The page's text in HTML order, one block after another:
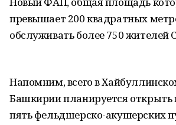
превышает 200 квадратных
обслуживать более 750 жителей
Напомним, всего в
Башкирии планируется открыть
пять фельдшерско-акушерских